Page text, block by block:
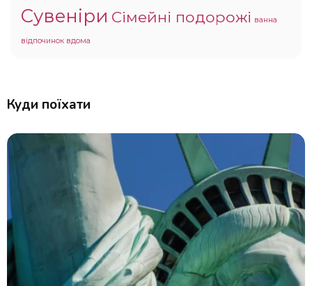
Сувеніри Сімейні подорожі ванна
відпочинок вдома
Куди поїхати